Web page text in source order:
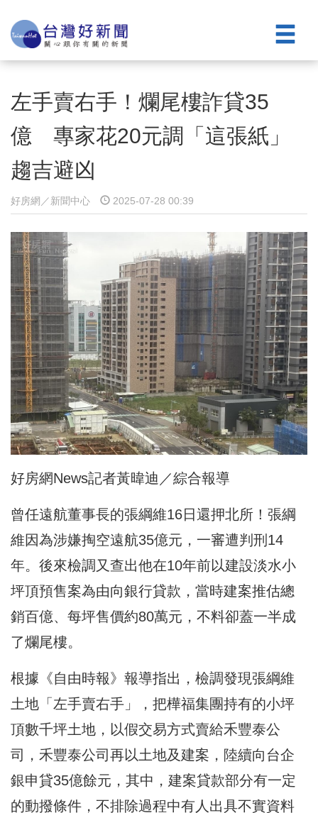
左手賣右手！爛尾樓詐貸35
億 專家花20元調「這張紙」
趨吉避凶
好房網／新聞中心 2025-07-28 00:39
好房網News記者黃暐迪／綜合報導
曾任遠航董事長的張綱維16日還押北所！張綱
維因為涉嫌掏空遠航35億元，一審遭判刑14
年。後來檢調又查出他在10年前以建設淡水小
坪頂預售案為由向銀行貸款，當時建案推估總
銷百億、每坪售價約80萬元，不料卻蓋一半成
了爛尾樓。
根據《自由時報》報導指出，檢調發現張綱維
土地「左手賣右手」，把樺福集團持有的小坪
頂數千坪土地，以假交易方式賣給禾豐泰公
司，禾豐泰公司再以土地及建案，陸續向台企
銀申貸35億餘元，其中，建案貸款部分有一定
的動撥條件，不排除過程中有人出具不實資料